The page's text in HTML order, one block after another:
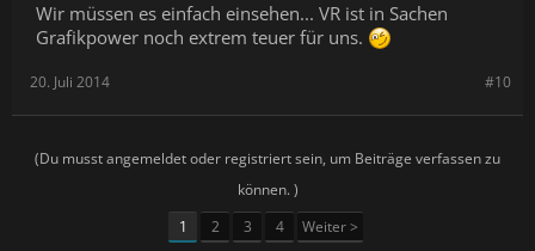
Wir müssen es einfach einsehen... VR ist in Sachen
Grafikpower noch extrem teuer für uns.
#10
20. Juli 2014
(Du musst angemeldet oder registriert sein, um Beiträge verfassen zu
können. )
1
2 3 4 Weiter >